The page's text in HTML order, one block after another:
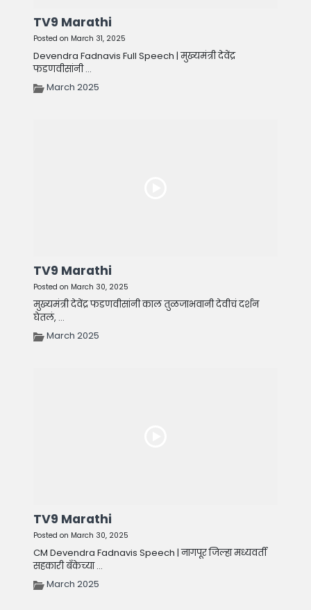
TV9 Marathi
Posted on March 31, 2025
Devendra Fadnavis Full Speech | मुख्यमंत्री देवेंद्र
फडणवीसांनी ...
March 2025
TV9 Marathi
Posted on March 30, 2025
मुख्यमंत्री देवेंद्र फडणवीसांनी काल तुळजाभवानी देवीचं दर्शन
घेतलं, ...
March 2025
TV9 Marathi
Posted on March 30, 2025
CM Devendra Fadnavis Speech | नागपूर जिल्हा मध्यवर्ती
सहकारी बँकेच्या ...
March 2025